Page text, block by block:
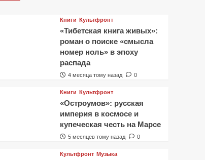
Книги Культфронт
«Тибетская книга живых»:
роман о поиске «смысла
номер ноль» в эпоху
распада
4 месяца тому назад 0
Книги Культфронт
«Остроумов»: русская
империя в космосе и
купеческая честь на Марсе
5 месяцев тому назад 0
Культфронт Музыка